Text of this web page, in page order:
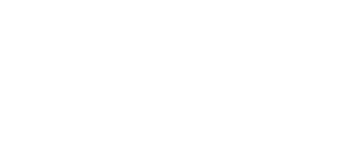
wir möchten unseren guten Ruf bei Kunden, Lieferanten,
das Richtige zu tun. Damit uns das gelingt, muss jeder, der im
Achtung und Respekt anderen Menschen gegenüber zu eigen
in denen wir Geschäftsbeziehungen pflegen, wir sehen
Geschäftsentscheidungen auf objektiven und messbaren Kriterien,